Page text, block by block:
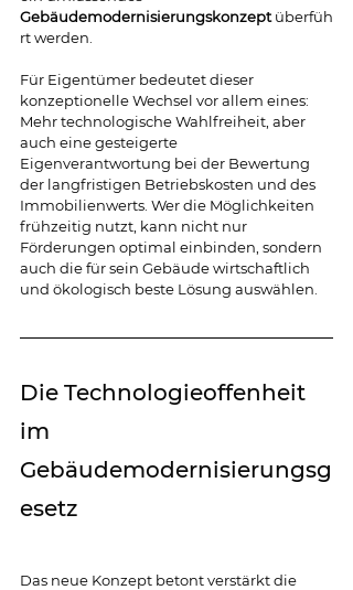
Gebäudemodernisierungskonzept überfüh
rt werden.
Für Eigentümer bedeutet dieser
konzeptionelle Wechsel vor allem eines:
Mehr technologische Wahlfreiheit, aber
auch eine gesteigerte
Eigenverantwortung bei der Bewertung
der langfristigen Betriebskosten und des
Immobilienwerts. Wer die Möglichkeiten
frühzeitig nutzt, kann nicht nur
Förderungen optimal einbinden, sondern
auch die für sein Gebäude wirtschaftlich
und ökologisch beste Lösung auswählen.
Die Technologieoffenheit
im
Gebäudemodernisierungsg
esetz
Das neue Konzept betont verstärkt die